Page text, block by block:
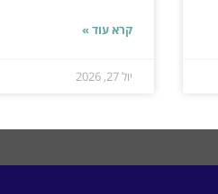
קרא עוד »
יול 27, 2026